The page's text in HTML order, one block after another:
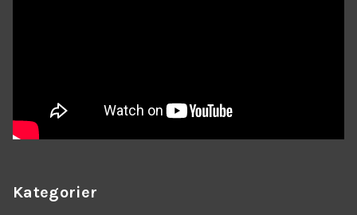
Kategorier